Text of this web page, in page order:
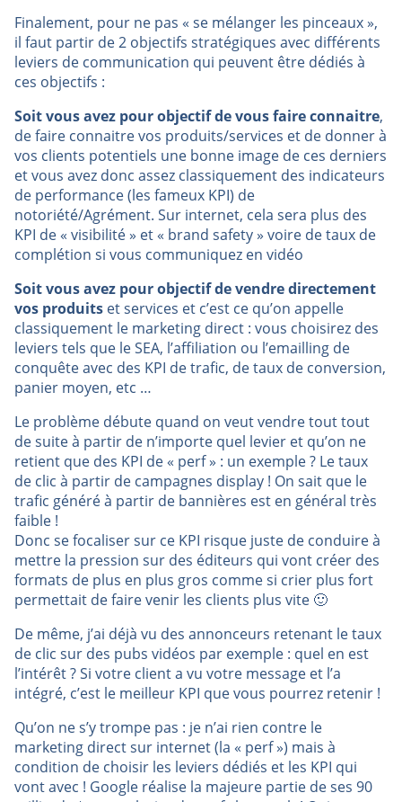
Finalement, pour ne pas « se mélanger les pinceaux »,
il faut partir de 2 objectifs stratégiques avec différents
leviers de communication qui peuvent être dédiés à
ces objectifs :
Soit vous avez pour objectif de vous faire connaitre,
de faire connaitre vos produits/services et de donner à
vos clients potentiels une bonne image de ces derniers
et vous avez donc assez classiquement des indicateurs
de performance (les fameux KPI) de
notoriété/Agrément. Sur internet, cela sera plus des
KPI de « visibilité » et « brand safety » voire de taux de
complétion si vous communiquez en vidéo
Soit vous avez pour objectif de vendre directement
vos produits et services et c’est ce qu’on appelle
classiquement le marketing direct : vous choisirez des
leviers tels que le SEA, l’affiliation ou l’emailling de
conquête avec des KPI de trafic, de taux de conversion,
panier moyen, etc …
Le problème débute quand on veut vendre tout tout
de suite à partir de n’importe quel levier et qu’on ne
retient que des KPI de « perf » : un exemple ? Le taux
de clic à partir de campagnes display ! On sait que le
trafic généré à partir de bannières est en général très
faible !
Donc se focaliser sur ce KPI risque juste de conduire à
mettre la pression sur des éditeurs qui vont créer des
formats de plus en plus gros comme si crier plus fort
permettait de faire venir les clients plus vite 🙂
De même, j’ai déjà vu des annonceurs retenant le taux
de clic sur des pubs vidéos par exemple : quel en est
l’intérêt ? Si votre client a vu votre message et l’a
intégré, c’est le meilleur KPI que vous pourrez retenir !
Qu’on ne s’y trompe pas : je n’ai rien contre le
marketing direct sur internet (la « perf ») mais à
condition de choisir les leviers dédiés et les KPI qui
vont avec ! Google réalise la majeure partie de ses 90